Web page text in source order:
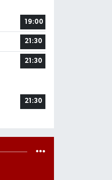
19:00
21:30
21:30
21:30